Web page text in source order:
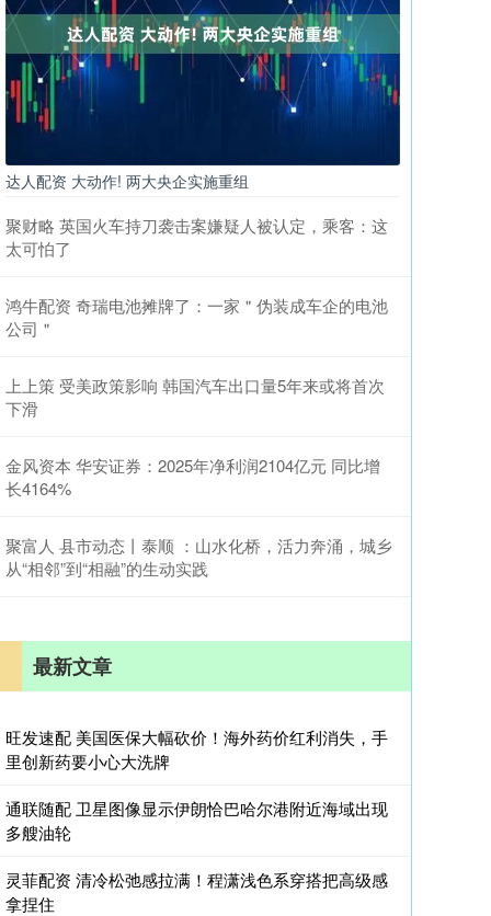
达人配资 大动作! 两大央企实施重组
聚财略 英国火车持刀袭击案嫌疑人被认定，乘客：这
太可怕了
鸿牛配资 奇瑞电池摊牌了：一家＂伪装成车企的电池
公司＂
上上策 受美政策影响 韩国汽车出口量5年来或将首次
下滑
金风资本 华安证券：2025年净利润2104亿元 同比增
长4164%
聚富人 县市动态丨泰顺 ：山水化桥，活力奔涌，城乡
从“相邻”到“相融”的生动实践
最新文章
旺发速配 美国医保大幅砍价！海外药价红利消失，手
里创新药要小心大洗牌
通联随配 卫星图像显示伊朗恰巴哈尔港附近海域出现
多艘油轮
灵菲配资 清冷松弛感拉满！程潇浅色系穿搭把高级感
拿捏住